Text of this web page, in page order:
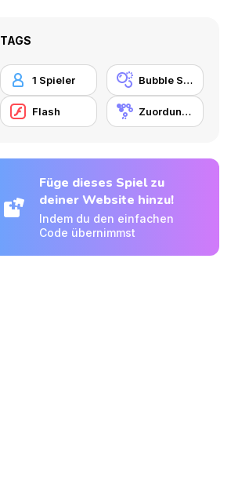
TAGS
1 Spieler Bubble Shooter
Flash Zuordungsspiel
Füge dieses Spiel zu
deiner Website hinzu!
Indem du den einfachen
Code übernimmst